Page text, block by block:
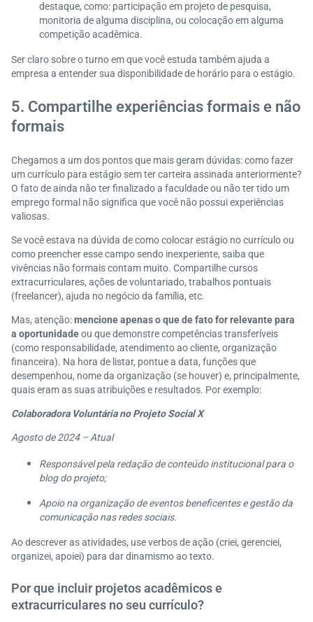
destaque, como: participação em projeto de pesquisa,
monitoria de alguma disciplina, ou colocação em alguma
competição acadêmica.
Ser claro sobre o turno em que você estuda também ajuda a
empresa a entender sua disponibilidade de horário para o estágio.
5. Compartilhe experiências formais e não
formais
Chegamos a um dos pontos que mais geram dúvidas: como fazer
um currículo para estágio sem ter carteira assinada anteriormente?
O fato de ainda não ter finalizado a faculdade ou não ter tido um
emprego formal não significa que você não possui experiências
valiosas.
Se você estava na dúvida de como colocar estágio no currículo ou
como preencher esse campo sendo inexperiente, saiba que
vivências não formais contam muito. Compartilhe cursos
extracurriculares, ações de voluntariado, trabalhos pontuais
(freelancer), ajuda no negócio da família, etc.
Mas, atenção:mencione apenas o que de fato for relevante para
a oportunidadeou que demonstre competências transferíveis
(como responsabilidade, atendimento ao cliente, organização
financeira). Na hora de listar, pontue a data, funções que
desempenhou, nome da organização (se houver) e, principalmente,
quais eram as suas atribuições e resultados. Por exemplo:
Colaboradora Voluntária no Projeto Social X
Agosto de 2024 – Atual
Responsável pela redação de conteúdo institucional para o
blog do projeto;
Apoio na organização de eventos beneficentes e gestão da
comunicação nas redes sociais.
Ao descrever as atividades, use verbos de ação (criei, gerenciei,
organizei, apoiei) para dar dinamismo ao texto.
Por que incluir projetos acadêmicos e
extracurriculares no seu currículo?